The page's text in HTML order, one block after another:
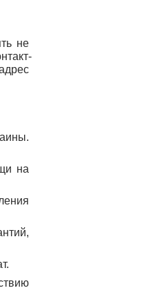
не
на